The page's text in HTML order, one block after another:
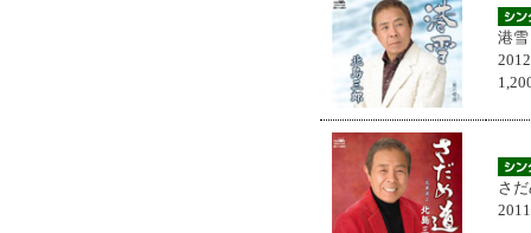
港雪
さ